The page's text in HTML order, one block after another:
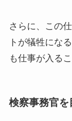
さらに、この
トが犠牲にな
も仕事が入る
検察事務官を